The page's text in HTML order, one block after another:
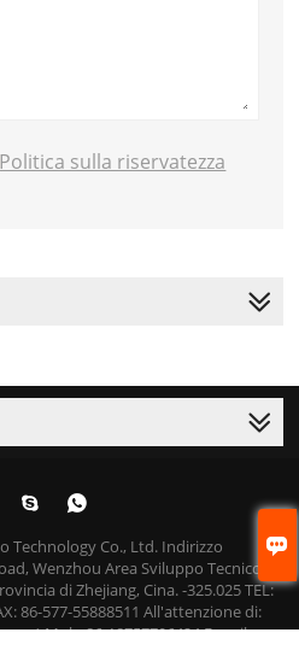

Politica sulla riservatezza
 
Technology Co., Ltd. Indirizzo
Wenzhou Area Sviluppo Tecnico
di Zhejiang, Cina. -325.025 TEL:
86-577-55888511 All'attenzione di:
Mob: 86-18757706424 E-mail: